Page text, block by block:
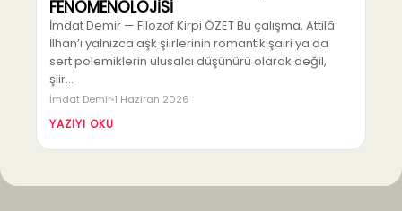
FENOMENOLOJİSİ
İmdat Demir — Filozof Kirpi ÖZET Bu çalışma, Attilâ
İlhan’ı yalnızca aşk şiirlerinin romantik şairi ya da
sert polemiklerin ulusalcı düşünürü olarak değil,
şiir…
İmdat Demir 1 Haziran 2026
YAZIYI OKU